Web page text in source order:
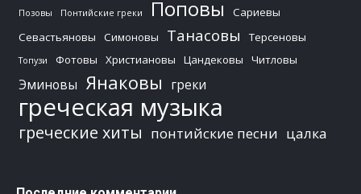
Позовы Понтийские греки Поповы
Сариевы
Севастьяновы
Симоновы Танасовы Терсеновы
Топузи Фотовы Христиановы Цандековы Читловы
Эминовы Янаковы греки
греческая музыка
греческие хиты понтийские песни цалка